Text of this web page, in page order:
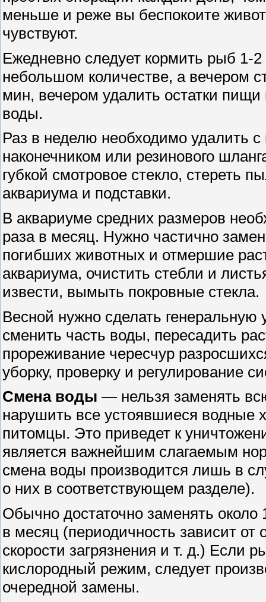
меньше и реже вы беспокоите
чувствуют.
Ежедневно следует кормить рыб 1-
небольшом количестве, а вечером
мин, вечером удалить остатки
воды.
Раз в неделю необходимо удалить
наконечником или резинового
губкой смотровое стекло, стереть
аквариума и подставки.
В аквариуме средних размеров
раза в месяц. Нужно частично
погибших животных и отмершие
аквариума, очистить стебли и
извести, вымыть покровные стекла.
Весной нужно сделать
сменить часть воды, пересадить
прореживание чересчур
уборку, проверку и регулирование
Смена воды — нельзя заменять
нарушить все устоявшиеся водные
питомцы. Это приведет к
является важнейшим слагаемым
смена воды производится лишь в
о них в соответствующем разделе).
Обычно достаточно заменять
в месяц (периодичность зависит от
скорости загрязнения и т. д.) Если
кислородный режим, следует
очередной замены.